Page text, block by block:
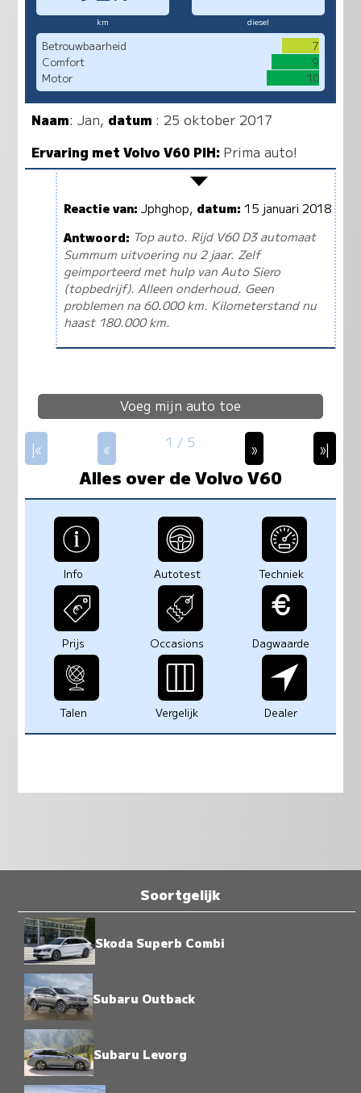
km diesel
Betrouwbaarheid
7
Comfort
9
Motor
10
Naam:Jan, datum : 25 oktober 2017
Ervaring met Volvo V60 PIH: Prima auto!
Reactie van: Jphghop, datum: 15 januari 2018
Antwoord: Top auto. Rijd V60 D3 automaat
Summum uitvoering nu 2 jaar. Zelf
geimporteerd met hulp van Auto Siero
(topbedrijf). Alleen onderhoud. Geen
problemen na 60.000 km. Kilometerstand nu
haast 180.000 km.
Voeg mijn auto toe
|« « 1 / 5 » »|
Alles over de Volvo V60
Info Autotest Techniek
Prijs Occasions Dagwaarde
Talen Vergelijk Dealer
Soortgelijk
Skoda Superb Combi
Subaru Outback
Subaru Levorg